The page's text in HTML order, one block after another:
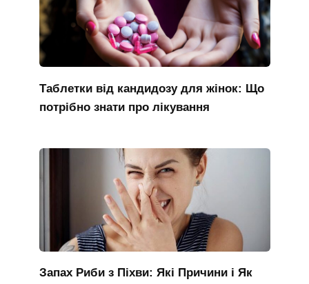
Таблетки від кандидозу для жінок: Що
потрібно знати про лікування
Запах Риби з Піхви: Які Причини і Як